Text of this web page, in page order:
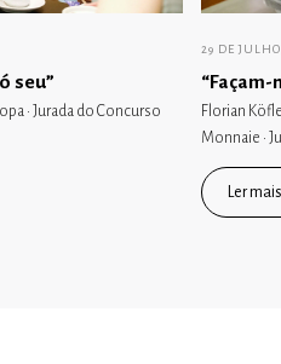
seu”
· Jurada do Concurso
29 DE
Florian
Monnaie ·
Ler mais